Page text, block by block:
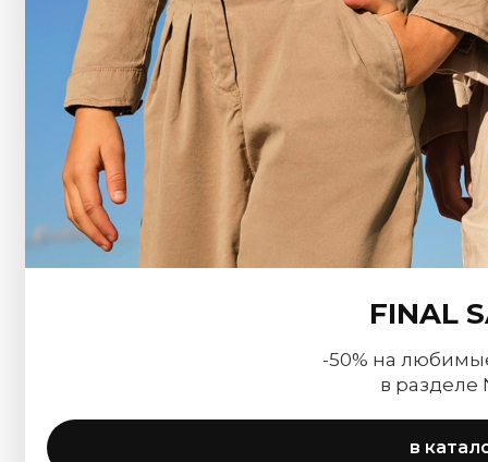
FINAL
-50% на
в разделе
в